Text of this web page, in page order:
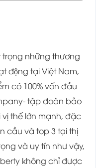
trọng những thương
động tại Việt Nam,
có 100% vốn đầu
tập đoàn bảo
thế lớn mạnh, đặc
cầu và top 3 tại thị
và uy tín như vậy,
không chỉ được